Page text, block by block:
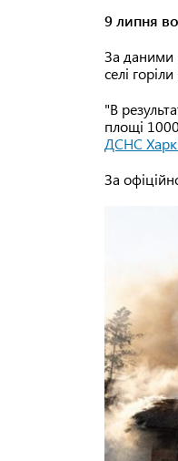
9 липня
За даними
селі
"В
площі
ДСНС
За